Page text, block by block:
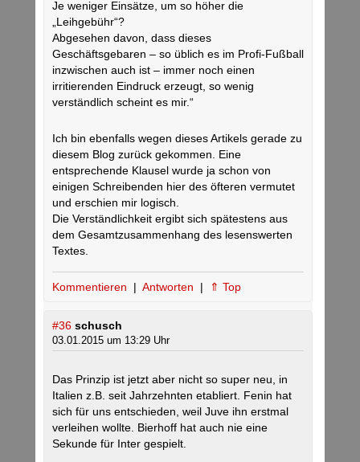
Je weniger Einsätze, um so höher die
„Leihgebühr“?
Abgesehen davon, dass dieses
Geschäftsgebaren – so üblich es im Profi-Fußball
inzwischen auch ist – immer noch einen
irritierenden Eindruck erzeugt, so wenig
verständlich scheint es mir.“
Ich bin ebenfalls wegen dieses Artikels gerade zu
diesem Blog zurück gekommen. Eine
entsprechende Klausel wurde ja schon von
einigen Schreibenden hier des öfteren vermutet
und erschien mir logisch.
Die Verständlichkeit ergibt sich spätestens aus
dem Gesamtzusammenhang des lesenswerten
Textes.
Kommentieren | Antworten | ⇑ Top
#36 schusch
03.01.2015 um 13:29 Uhr
Das Prinzip ist jetzt aber nicht so super neu, in
Italien z.B. seit Jahrzehnten etabliert. Fenin hat
sich für uns entschieden, weil Juve ihn erstmal
verleihen wollte. Bierhoff hat auch nie eine
Sekunde für Inter gespielt.